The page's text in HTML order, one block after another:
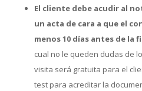
El cliente debe acudir al
un acta de cara a que el
menos 10 días antes de la
cual no le queden dudas de
visita será gratuita para el
test para acreditar la